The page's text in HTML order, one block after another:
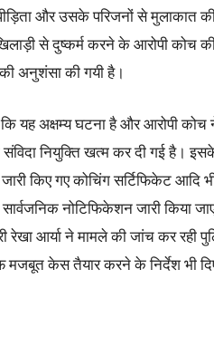
पीड़िता और उसके परिजनों से मुलाकात
से दुष्कर्म करने के आरोपी कोच
अनुशंसा की गयी है।
कि यह अक्षम्य घटना है और आरोपी
नियुक्ति खत्म कर दी गई है।
किए गए कोचिंग सर्टिफिकेट आदि
नोटिफिकेशन जारी किया
आर्या ने मामले की जांच कर रही
मजबूत केस तैयार करने के निर्देश भी